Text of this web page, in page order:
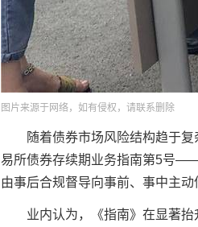
图片来源于网络，如有侵权，请联系删除
随着债券市场风险结构趋于复
易所债券存续期业务指南第5号
由事后合规督导向事前、事中主动
业内认为，《指南》在显著抬